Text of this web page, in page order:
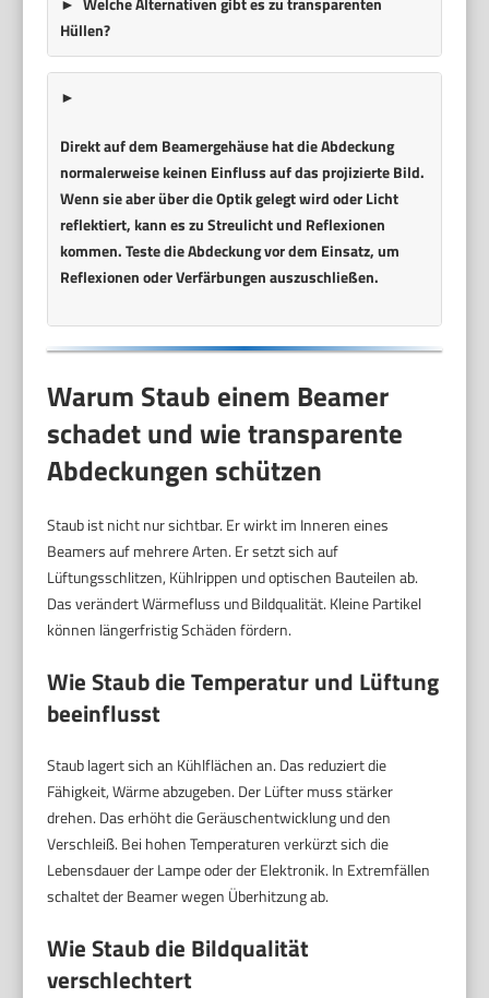
Hüllen?
Direkt auf dem Beamergehäuse hat die Abdeckung
normalerweise keinen Einfluss auf das projizierte Bild.
Wenn sie aber über die Optik gelegt wird oder Licht
reflektiert, kann es zu Streulicht und Reflexionen
kommen. Teste die Abdeckung vor dem Einsatz, um
Reflexionen oder Verfärbungen auszuschließen.
Warum Staub einem Beamer
schadet und wie transparente
Abdeckungen schützen
Staub ist nicht nur sichtbar. Er wirkt im Inneren eines
Beamers auf mehrere Arten. Er setzt sich auf
Lüftungsschlitzen, Kühlrippen und optischen Bauteilen ab.
Das verändert Wärmefluss und Bildqualität. Kleine Partikel
können längerfristig Schäden fördern.
Wie Staub die Temperatur und Lüftung
beeinflusst
Staub lagert sich an Kühlflächen an. Das reduziert die
Fähigkeit, Wärme abzugeben. Der Lüfter muss stärker
drehen. Das erhöht die Geräuschentwicklung und den
Verschleiß. Bei hohen Temperaturen verkürzt sich die
Lebensdauer der Lampe oder der Elektronik. In Extremfällen
schaltet der Beamer wegen Überhitzung ab.
Wie Staub die Bildqualität
verschlechtert